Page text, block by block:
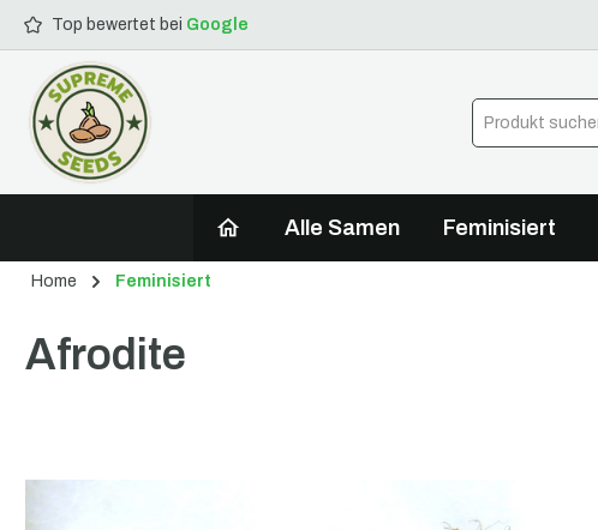
Zur Hauptnavigation springen
Top bewertet bei Google
Alle Samen Feminisiert
Home Feminisiert
Afrodite